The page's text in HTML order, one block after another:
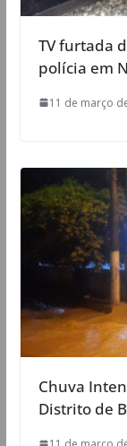
TV furtada
polícia em
11 de março
Chuva
Distrito de